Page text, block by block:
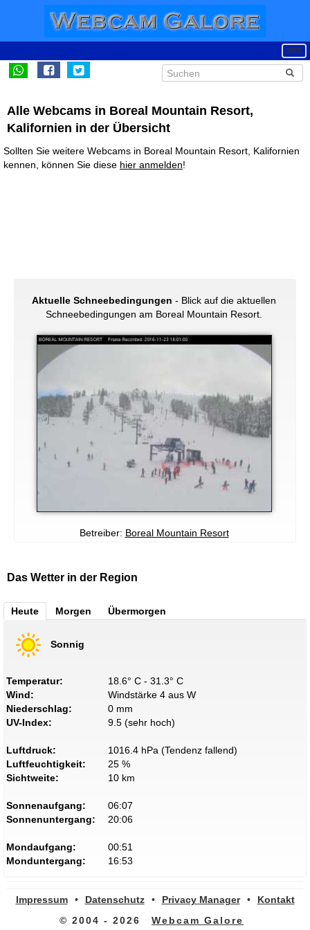
Alle Webcams in Boreal Mountain Resort,
Kalifornien in der Übersicht
Sollten Sie weitere Webcams in Boreal Mountain Resort, Kalifornien
kennen, können Sie diese hier anmelden!
Aktuelle Schneebedingungen - Blick auf die aktuellen
Schneebedingungen am Boreal Mountain Resort.
Betreiber: Boreal Mountain Resort
Das Wetter in der Region
Heute Morgen Übermorgen
Sonnig
Temperatur:
18.6° C - 31.3° C
Wind:
Windstärke 4 aus W
Niederschlag:
0 mm
UV-Index:
9.5 (sehr hoch)
Luftdruck:
1016.4 hPa (Tendenz fallend)
Luftfeuchtigkeit:
25 %
Sichtweite:
10 km
Sonnenaufgang:
06:07
Sonnenuntergang:
20:06
Mondaufgang:
00:51
Monduntergang:
16:53
Impressum • Datenschutz • Privacy Manager •
Kontakt
© 2004 - 2026
Webcam Galore